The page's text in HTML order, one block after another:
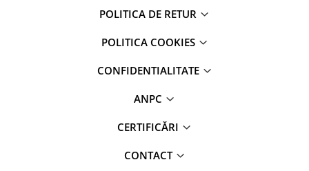
POLITICA DE RETUR
POLITICA COOKIES
CONFIDENTIALITATE
ANPC
CERTIFICĂRI
CONTACT